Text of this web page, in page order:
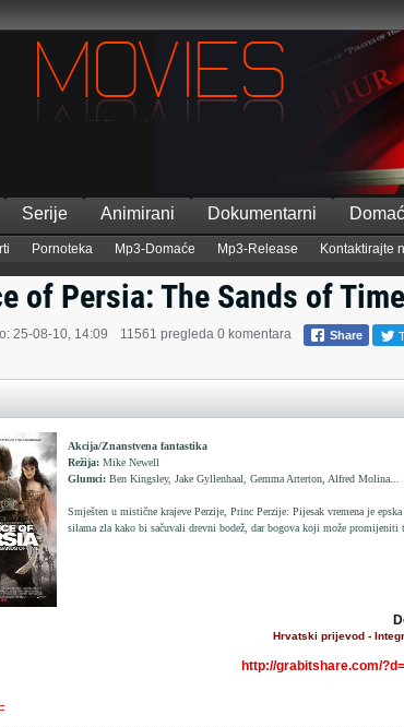
Serije Animirani Dokumentarni
Pornoteka Mp3-Domaće Mp3-Release Kontaktirajte
of Persia: The Sands of Time
25-08-10, 14:09 11561 pregleda 0 komentara Share
Akcija/Znanstvena fantastika
Režija:Mike Newell
Glumci:Ben Kingsley, Jake Gyllenhaal, Gemma Arterton, Alfred Molina...
Smješten u mistične krajeve Perzije, Princ Perzije: Pijesak vremena je
silama zla kako bi sačuvali drevni bodež, dar bogova koji može
Hrvatski prijevod -
http://grabitshare.com/